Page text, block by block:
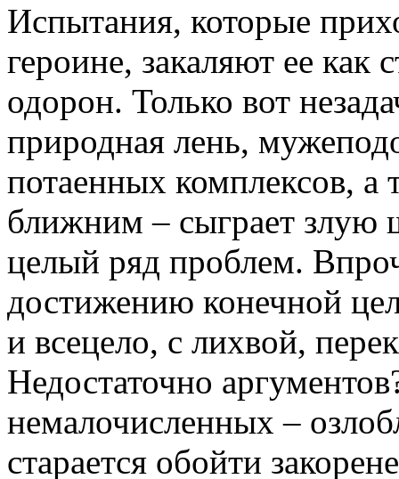
Испытания, которые
героине, закаляют ее как
одорон. Только вот
природная лень,
потаенных комплексов, а
ближним – сыграет злую
целый ряд проблем.
достижению конечной
и всецело, с лихвой,
Недостаточно
немалочисленных –
старается обойти